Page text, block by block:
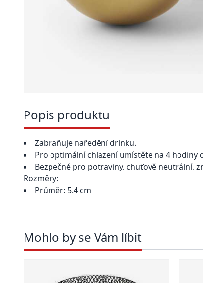
Popis produktu
Zabraňuje naředění drinku.
Pro optimální chlazení umístěte na 4 hodiny
Bezpečné pro potraviny, chuťově neutrální,
Rozměry:
Průměr: 5.4 cm
Mohlo by se Vám líbit